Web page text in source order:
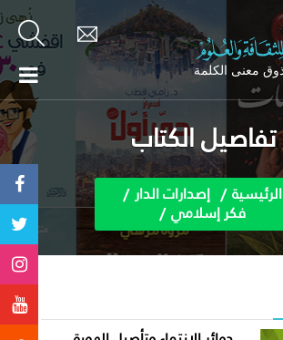
تفاصيل الكتاب
الرئيسية إصدارات الدار
فكر إسلامي